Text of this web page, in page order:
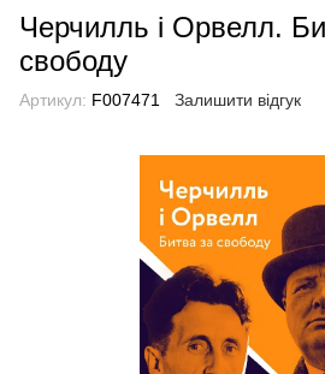
Черчилль і Орвелл.
свободу
Артикул: F007471 Залишити відгук